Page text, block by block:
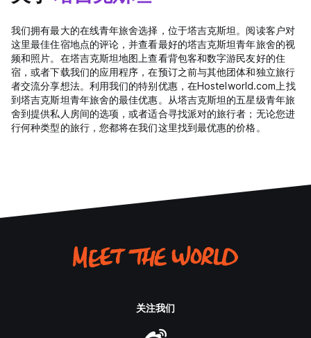
我们拥有最大的在线青年旅舍选择，位于塔吉克斯坦。阅读客户对
这里最佳住宿地点的评论，并查看最好的塔吉克斯坦青年旅舍的视
频和照片。在塔吉克斯坦地图上查看背包客和数字游民友好的住
宿，或者下载我们的应用程序，在预订之前与其他团体和独立旅行
者交流分享想法。利用我们的特别优惠，在Hostelworld.com上找
到塔吉克斯坦青年旅舍的最佳优惠。从塔吉克斯坦的五星级青年旅
舍到提供私人房间的选项，或者适合寻找派对的旅行者；无论您进
行何种类型的旅行，您都将在我们这里找到最优惠的价格。
关注我们